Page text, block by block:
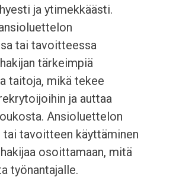
ja ytimekkäästi.
tai tavoitteessa
tärkeimpiä
taitoja, mikä tekee
ja auttaa
Ansioluettelon
tai tavoitteen käyttäminen
osoittamaan, mitä
työnantajalle.